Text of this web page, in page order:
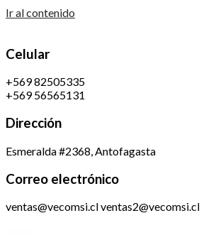
Ir al contenido
Celular
+569 82505335
+569 56565131
Dirección
Esmeralda #2368, Antofagasta
Correo electrónico
ventas@vecomsi.cl ventas2@vecomsi.cl